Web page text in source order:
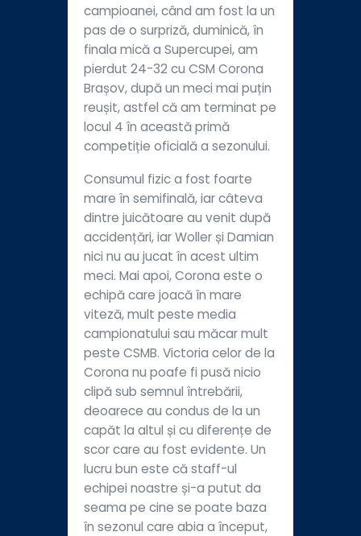
campioanei, când am fost la un
pas de o surpriză, duminică, în
finala mică a Supercupei, am
pierdut 24-32 cu CSM Corona
Brașov, după un meci mai puțin
reușit, astfel că am terminat pe
locul 4 în această primă
competiție oficială a sezonului.
Consumul fizic a fost foarte
mare în semifinală, iar câteva
dintre juicătoare au venit după
accidențări, iar Woller și Damian
nici nu au jucat în acest ultim
meci. Mai apoi, Corona este o
echipă care joacă în mare
viteză, mult peste media
campionatului sau măcar mult
peste CSMB. Victoria celor de la
Corona nu poafe fi pusă nicio
clipă sub semnul întrebării,
deoarece au condus de la un
capăt la altul și cu diferențe de
scor care au fost evidente. Un
lucru bun este că staff-ul
echipei noastre și-a putut da
seama pe cine se poate baza
în sezonul care abia a început,